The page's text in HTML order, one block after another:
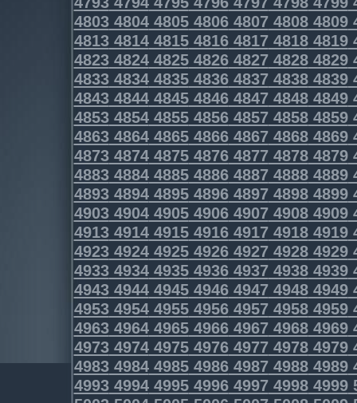
4803480448054806480748084809
4813481448154816481748184819
4823482448254826482748284829
4833483448354836483748384839
4843484448454846484748484849
4853485448554856485748584859
4863486448654866486748684869
4873487448754876487748784879
4883488448854886488748884889
4893489448954896489748984899
4903490449054906490749084909
4913491449154916491749184919
4923492449254926492749284929
4933493449354936493749384939
4943494449454946494749484949
4953495449554956495749584959
4963496449654966496749684969
4973497449754976497749784979
4983498449854986498749884989
4993499449954996499749984999